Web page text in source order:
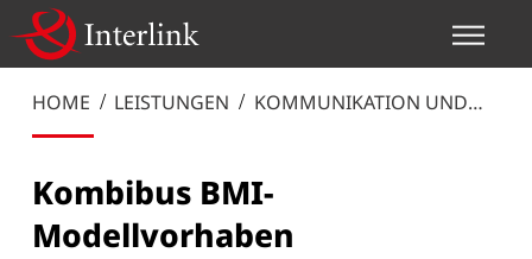
HOME LEISTUNGEN
KOMMUNIKATION UND
Kombibus BMI-
Modellvorhaben